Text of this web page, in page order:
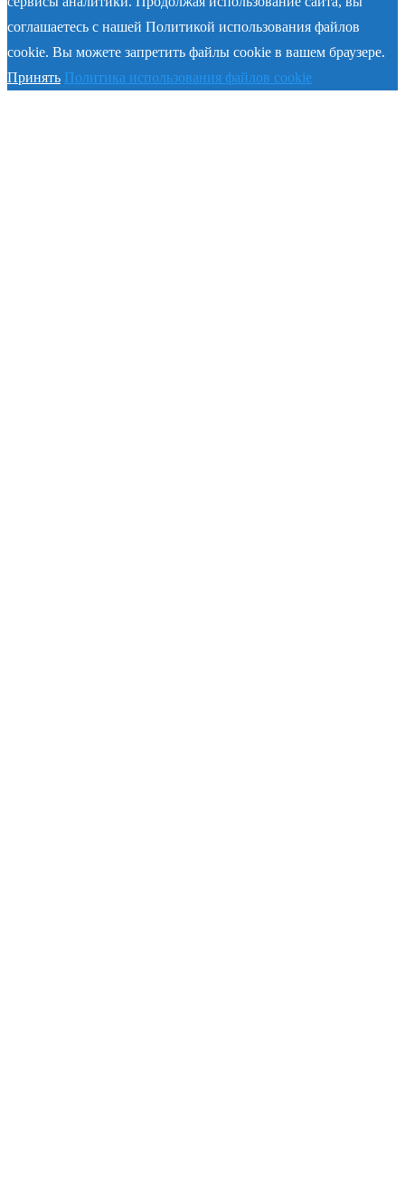
соглашаетесь с нашей Политикой использования файлов
cookie. Вы можете запретить файлы cookie в вашем браузере.
Принять Политика использования файлов cookie